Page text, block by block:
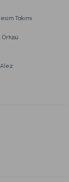
Kargo
Pudra
Vizon
Takımı